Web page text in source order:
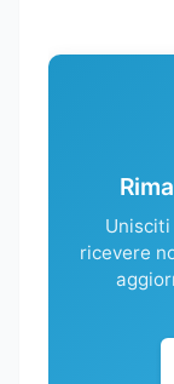
ricevere